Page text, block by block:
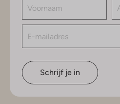
Schrijf je in